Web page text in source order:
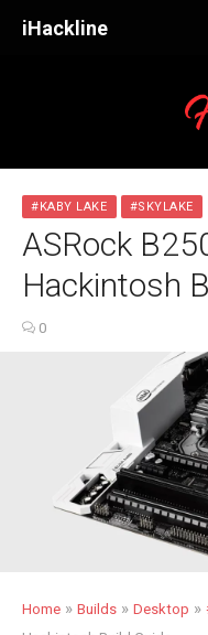
iHackline
#KABY LAKE #SKYLAKE
ASRock
Hackintosh
0
Home » Builds » Desktop »